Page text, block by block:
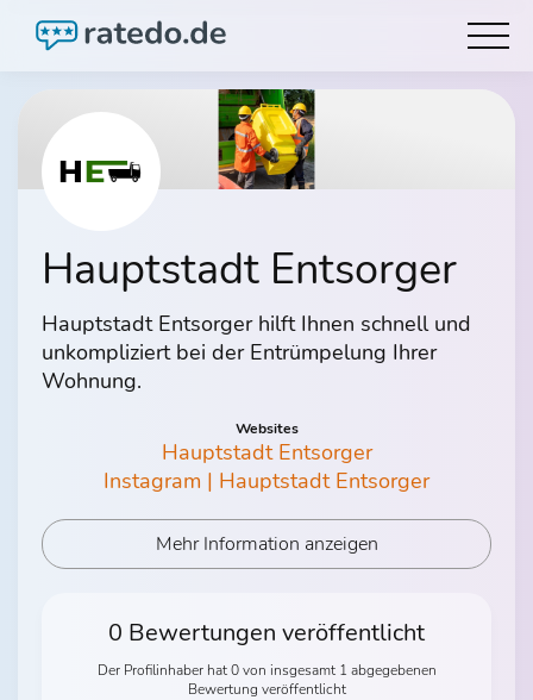
Hauptstadt Entsorger
Hauptstadt Entsorger hilft Ihnen schnell und
unkompliziert bei der Entrümpelung Ihrer
Wohnung.
Websites
Hauptstadt Entsorger
Instagram | Hauptstadt Entsorger
Mehr Information anzeigen
0 Bewertungen veröffentlicht
Der Profilinhaber hat 0 von insgesamt 1 abgegebenen
Bewertung veröffentlicht